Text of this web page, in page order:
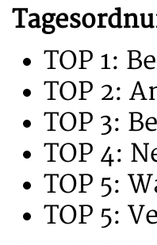
TOP 1:
TOP 2:
TOP 3:
TOP 4:
TOP 5:
TOP 5: